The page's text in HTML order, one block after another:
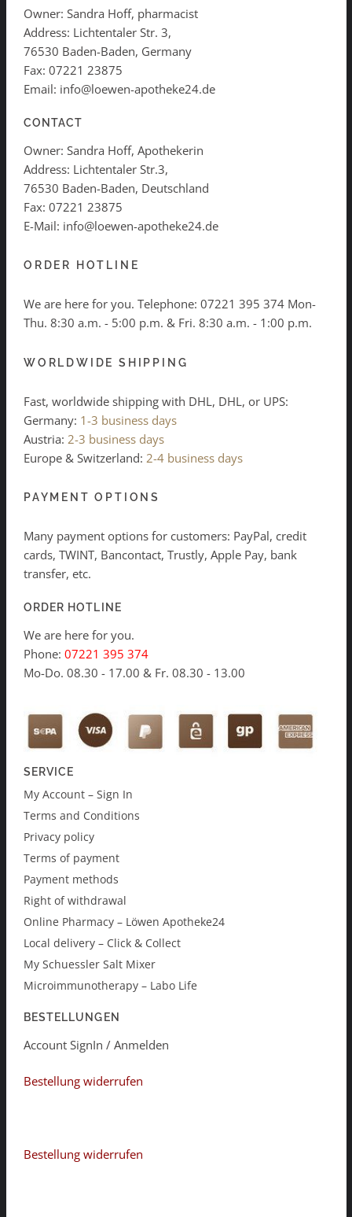
Owner: Sandra Hoff, pharmacist
Address: Lichtentaler Str. 3,
76530 Baden-Baden, Germany
Fax: 07221 23875
Email: info@loewen-apotheke24.de
CONTACT
Owner: Sandra Hoff, Apothekerin
Address: Lichtentaler Str.3,
76530 Baden-Baden, Deutschland
Fax: 07221 23875
E-Mail: info@loewen-apotheke24.de
ORDER HOTLINE
We are here for you. Telephone: 07221 395 374 Mon-
Thu. 8:30 a.m. - 5:00 p.m. & Fri. 8:30 a.m. - 1:00 p.m.
WORLDWIDE SHIPPING
Fast, worldwide shipping with DHL, DHL, or UPS:
Germany: 1-3 business days
Austria: 2-3 business days
Europe & Switzerland: 2-4 business days
PAYMENT OPTIONS
Many payment options for customers: PayPal, credit
cards, TWINT, Bancontact, Trustly, Apple Pay, bank
transfer, etc.
ORDER HOTLINE
We are here for you.
Phone: 07221 395 374
Mo-Do. 08.30 - 17.00 & Fr. 08.30 - 13.00
SERVICE
My Account – Sign In
Terms and Conditions
Privacy policy
Terms of payment
Payment methods
Right of withdrawal
Online Pharmacy – Löwen Apotheke24
Local delivery – Click & Collect
My Schuessler Salt Mixer
Microimmunotherapy – Labo Life
BESTELLUNGEN
Account SignIn / Anmelden
Bestellung widerrufen
Bestellung widerrufen